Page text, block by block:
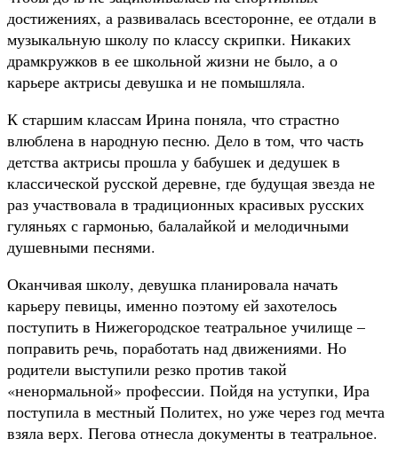
достижениях, а развивалась всесторонне, ее отдали в
музыкальную школу по классу скрипки. Никаких
драмкружков в ее школьной жизни не было, а о
карьере актрисы девушка и не помышляла.
К старшим классам Ирина поняла, что страстно
влюблена в народную песню. Дело в том, что часть
детства актрисы прошла у бабушек и дедушек в
классической русской деревне, где будущая звезда не
раз участвовала в традиционных красивых русских
гуляньях с гармонью, балалайкой и мелодичными
душевными песнями.
Оканчивая школу, девушка планировала начать
карьеру певицы, именно поэтому ей захотелось
поступить в Нижегородское театральное училище –
поправить речь, поработать над движениями. Но
родители выступили резко против такой
«ненормальной» профессии. Пойдя на уступки, Ира
поступила в местный Политех, но уже через год мечта
взяла верх. Пегова отнесла документы в театральное.